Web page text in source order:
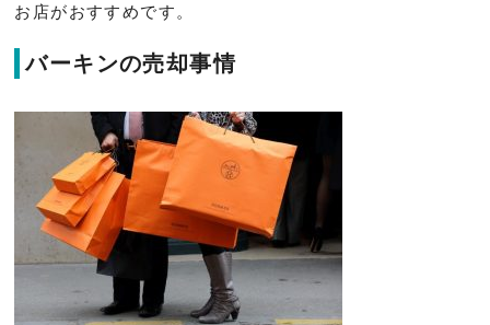
お店がおすすめです。
バーキンの売却事情